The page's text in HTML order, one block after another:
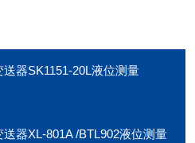
器SK1151-20L液位测量
器XL-801A /BTL902液位测量